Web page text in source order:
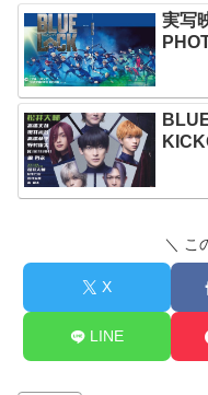
実写
＼ こ
X
LINE